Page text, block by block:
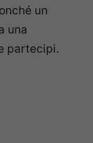
un
una
partecipi.